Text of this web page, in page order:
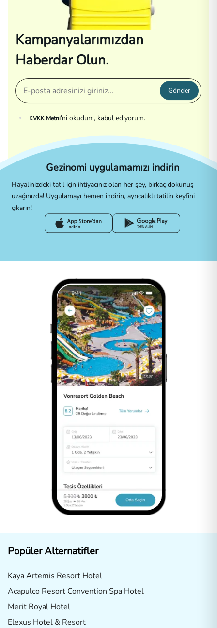
Kampanyalarımızdan
Haberdar Olun.
Gönder
KVKK Metni'ni okudum, kabul ediyorum.
Gezinomi uygulamamızı indirin
Hayalinizdeki tatil için ihtiyacınız olan her şey, birkaç dokunuş
uzağınızda! Uygulamayı hemen indirin, ayrıcalıklı tatilin keyfini
çıkarın!
Popüler Alternatifler
Kaya Artemis Resort Hotel
Acapulco Resort Convention Spa Hotel
Merit Royal Hotel
Elexus Hotel & Resort